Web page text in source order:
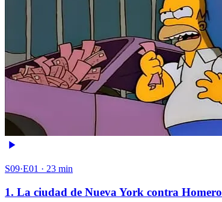
S09·E01 · 23 min
1. La ciudad de Nueva York contra Homero